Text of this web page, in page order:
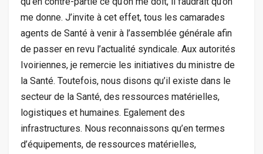
me donne. J’invite à cet effet, tous les camarades
agents de Santé à venir à l’assemblée générale afin
de passer en revu l’actualité syndicale. Aux autorités
Ivoiriennes, je remercie les initiatives du ministre de
la Santé. Toutefois, nous disons qu’il existe dans le
secteur de la Santé, des ressources matérielles,
logistiques et humaines. Egalement des
infrastructures. Nous reconnaissons qu’en termes
d’équipements, de ressources matérielles,